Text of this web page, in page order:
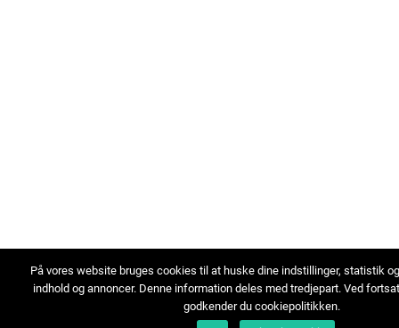
På vores website bruges cookies til at huske dine indstillinger, statistik
indhold og annoncer. Denne information deles med tredjepart. Ved
godkender du cookiepolitikken.